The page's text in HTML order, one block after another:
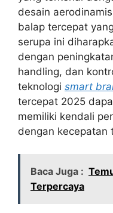
desain
balap tercepat
serupa ini
dengan
handling, dan
teknologi smart
tercepat 2025
memiliki kendali
dengan kecepatan
Baca Juga :
Terpercaya